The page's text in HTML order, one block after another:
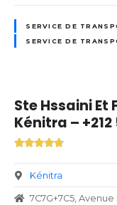
SERVICE DE
SERVICE DE
Ste Hssaini Et
Kénitra – +212
Kénitra
7C7G+7C5,